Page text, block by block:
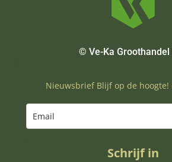
© Ve-Ka Groothandel
Nieuwsbrief Blijf op de hoogte!
Schrijf in